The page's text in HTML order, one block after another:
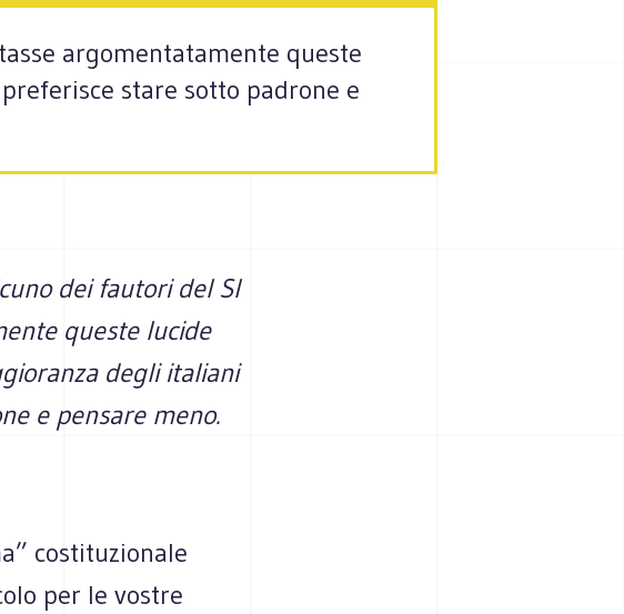
argomentatamente queste
stare sotto padrone e
dei fautori del SI
queste lucide
degli italiani
e pensare meno.
costituzionale
per le vostre